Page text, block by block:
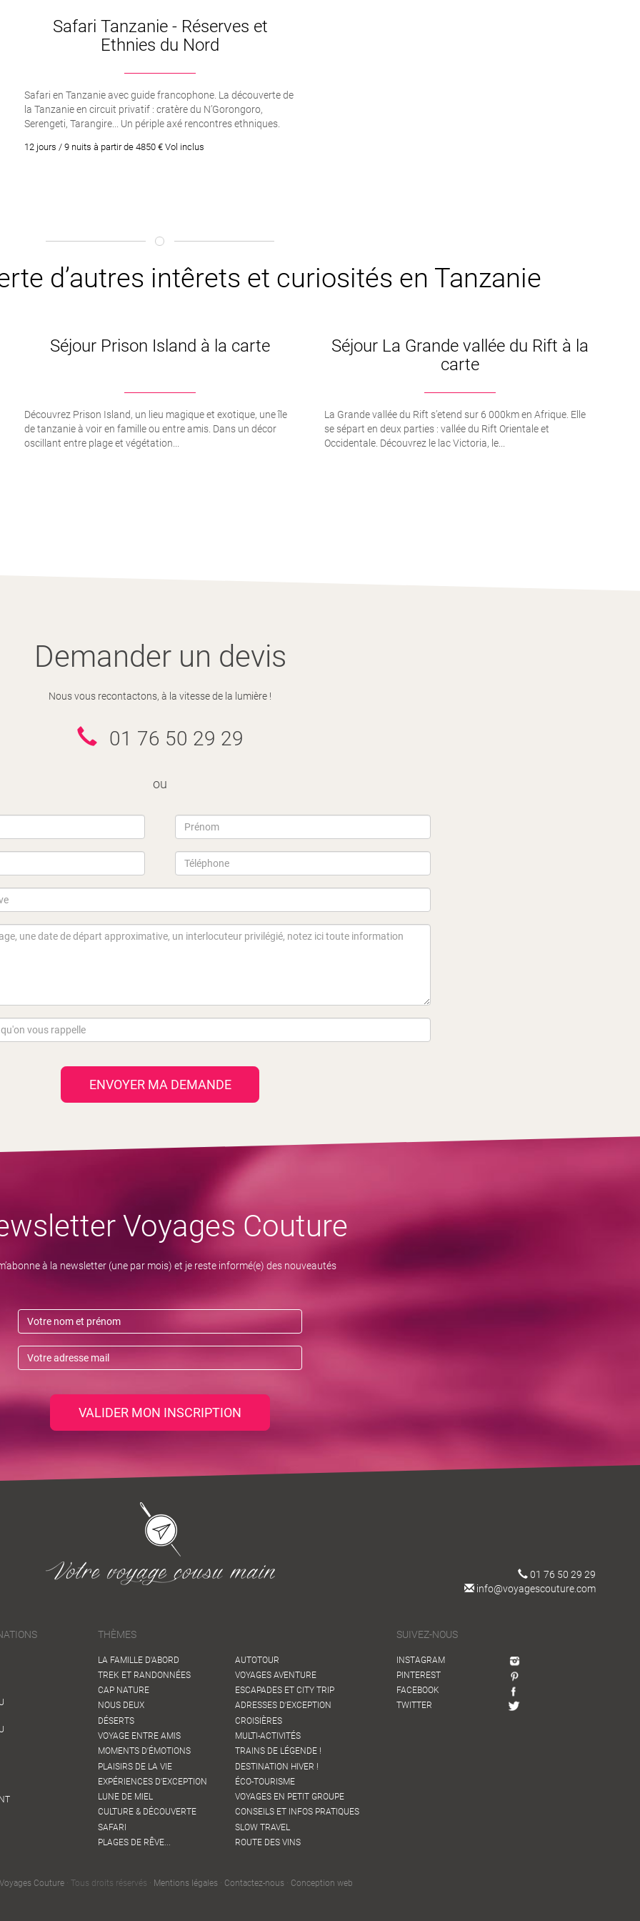
Safari Tanzanie - Réserves et
Ethnies du Nord
Safari en Tanzanie avec guide francophone. La découverte de
la Tanzanie en circuit privatif : cratère du N’Gorongoro,
Serengeti, Tarangire... Un périple axé rencontres ethniques.
12 jours / 9 nuits à partir de 4850 € Vol inclus
d’autres intêrets et curiosités en Tanzanie
Séjour Prison Island à la carte
Découvrez Prison Island, un lieu magique et exotique, une île
de tanzanie à voir en famille ou entre amis. Dans un décor
oscillant entre plage et végétation...
Séjour La Grande vallée du Rift à la
carte
La Grande vallée du Rift s’etend sur 6 000km en Afrique. Elle
se sépart en deux parties : vallée du Rift Orientale et
Occidentale. Découvrez le lac Victoria, le...
Demander un devis
Nous vous recontactons, à la vitesse de la lumière !
01 76 50 29 29
ou
ENVOYER MA DEMANDE
Voyages Couture
à la newsletter (une par mois) et je reste informé(e) des nouveautés
VALIDER MON INSCRIPTION
01 76 50 29 29
info@voyagescouture.com
THÈMES
LA FAMILLE D'ABORD
TREK ET RANDONNÉES
CAP NATURE
NOUS DEUX
DÉSERTS
VOYAGE ENTRE AMIS
MOMENTS D'ÉMOTIONS
PLAISIRS DE LA VIE
EXPÉRIENCES D'EXCEPTION
LUNE DE MIEL
CULTURE & DÉCOUVERTE
SAFARI
PLAGES DE RÊVE...
AUTOTOUR
VOYAGES AVENTURE
ESCAPADES ET CITY TRIP
ADRESSES D'EXCEPTION
CROISIÈRES
MULTI-ACTIVITÉS
TRAINS DE LÉGENDE !
DESTINATION HIVER !
ÉCO-TOURISME
VOYAGES EN PETIT GROUPE
CONSEILS ET INFOS PRATIQUES
SLOW TRAVEL
ROUTE DES VINS
SUIVEZ-NOUS
INSTAGRAM
PINTEREST
FACEBOOK
TWITTER
Couture· Tous droits réservés · Mentions légales· Contactez-nous· Conception web